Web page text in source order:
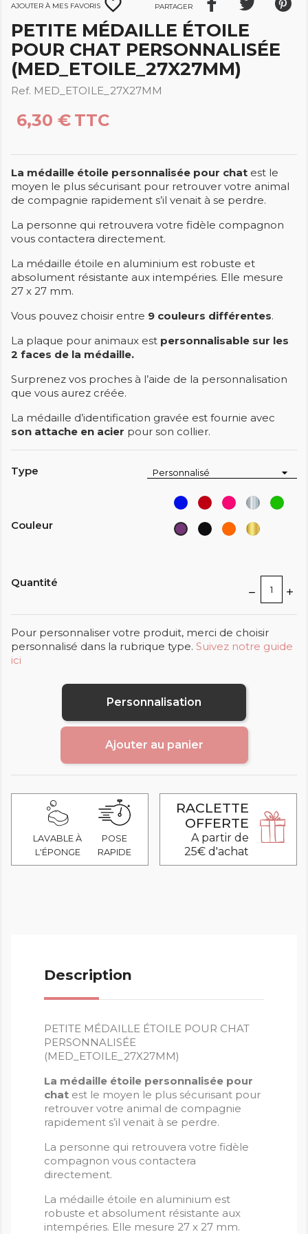
Ajouter à mes favoris favorite_border Partager
PETITE MÉDAILLE ÉTOILE
POUR CHAT PERSONNALISÉE
(MED_ETOILE_27X27MM)
Ref. MED_ETOILE_27X27MM
6,30 € TTC
La médaille étoile personnalisée pour chat est le
moyen le plus sécurisant pour retrouver votre animal
de compagnie rapidement s’il venait à se perdre.
La personne qui retrouvera votre fidèle compagnon
vous contactera directement.
La médaille étoile en aluminium est robuste et
absolument résistante aux intempéries. Elle mesure
27 x 27 mm.
Vous pouvez choisir entre 9 couleurs différentes.
La plaque pour animaux est personnalisable sur les
2 faces de la médaille.
Surprenez vos proches à l’aide de la personnalisation
que vous aurez créée.
La médaille d’identification gravée est fournie avec
son attache en acier pour son collier.
Type
Couleur
Bleu RougeRoseArgentVert
VioletNoir Orange
Or
Quantité
Pour personnaliser votre produit, merci de choisir
personnalisé dans la rubrique type. Suivez notre guide
ici
Personnalisation
Ajouter au panier
LAVABLE À
L'ÉPONGE
POSE
RAPIDE
RACLETTE
OFFERTE
A partir de
25€ d'achat
Description
PETITE MÉDAILLE ÉTOILE POUR CHAT
PERSONNALISÉE
(MED_ETOILE_27X27MM)
La médaille étoile personnalisée pour
chat est le moyen le plus sécurisant pour
retrouver votre animal de compagnie
rapidement s’il venait à se perdre.
La personne qui retrouvera votre fidèle
compagnon vous contactera
directement.
La médaille étoile en aluminium est
robuste et absolument résistante aux
intempéries. Elle mesure 27 x 27 mm.